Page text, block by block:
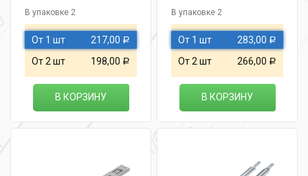
В упаковке 2
От 1 шт 217,00 Р
От 2 шт 198,00 Р
В КОРЗИНУ
В упаковке 2
От 1 шт 283,00 Р
От 2 шт 266,00 Р
В КОРЗИНУ